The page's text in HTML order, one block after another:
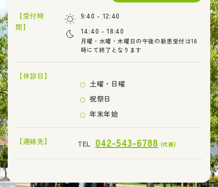
【受付時
間】
9:40 - 12:40
14:40 - 18:40
月曜・水曜・木曜日の午後の新患受付は18
時にて終了となります
【休診日】
土曜・日曜
祝祭日
年末年始
【連絡先】 TEL 042-543-6788 (代表)